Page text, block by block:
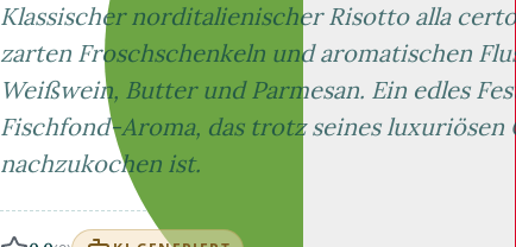
Klassischer norditalienischer Risotto alla
zarten Froschschenkeln und aromatischen
Weißwein, Butter und Parmesan. Ein edles
Fischfond-Aroma, das trotz seines luxuriösen
nachzukochen ist.